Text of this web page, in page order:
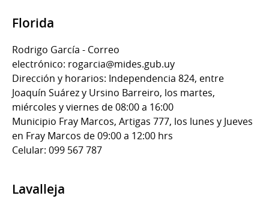
Florida
Rodrigo García - Correo
electrónico: rogarcia@mides.gub.uy
Dirección y horarios: Independencia 824, entre
Joaquín Suárez y Ursino Barreiro, los martes,
miércoles y viernes de 08:00 a 16:00
Municipio Fray Marcos, Artigas 777, los lunes y Jueves
en Fray Marcos de 09:00 a 12:00 hrs
Celular: 099 567 787
Lavalleja